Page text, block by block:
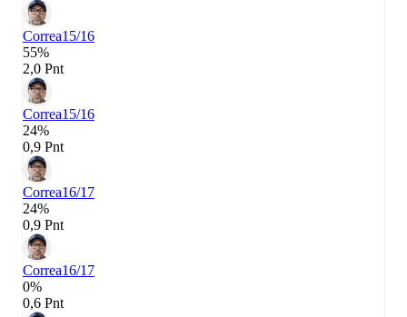
Correa15/16
55%
2,0 Pnt
Correa15/16
24%
0,9 Pnt
Correa16/17
24%
0,9 Pnt
Correa16/17
0%
0,6 Pnt